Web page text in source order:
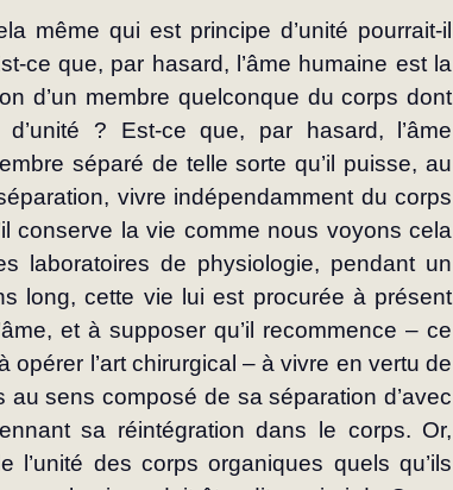
même qui est principe d’unité pourrait-il
ce que, par hasard, l’âme humaine est la
d’un membre quelconque du corps dont
? Est-ce que, par hasard, l’âme
séparé de telle sorte qu’il puisse, au
vivre indépendamment du corps
conserve la vie comme nous voyons cela
laboratoires de physiologie, pendant un
long, cette vie lui est procurée à présent
et à supposer qu’il recommence – ce
l’art chirurgical – à vivre en vertu de
au sens composé de sa séparation d’avec
sa réintégration dans le corps. Or,
l’unité des corps organiques quels qu’ils